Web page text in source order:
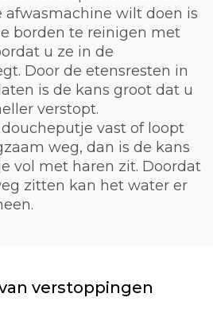
afwasmachine wilt doen is
borden te reinigen met
u ze in de
Door de etensresten in
is de kans groot dat u
verstopt.
vast of loopt
weg, dan is de kans
vol met haren zit. Doordat
zitten kan het water er
verstoppingen